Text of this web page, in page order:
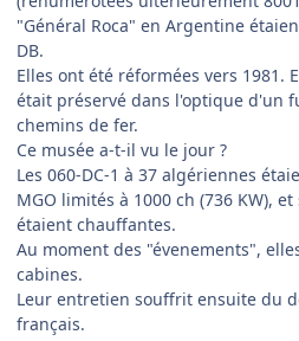
"Général Roca" en Argentine
DB.
Elles ont été réformées vers 1981.
était préservé dans l'optique d'un
chemins de fer.
Ce musée a-t-il vu le jour ?
Les 060-DC-1 à 37 algériennes
MGO limités à 1000 ch (736 KW),
étaient chauffantes.
Au moment des "évenements",
cabines.
Leur entretien souffrit ensuite du
français.